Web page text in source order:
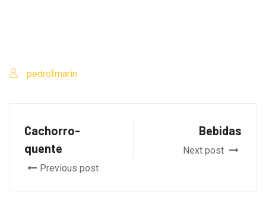
pedrofmarin
Cachorro-
quente
Previous post
Bebidas
Next post